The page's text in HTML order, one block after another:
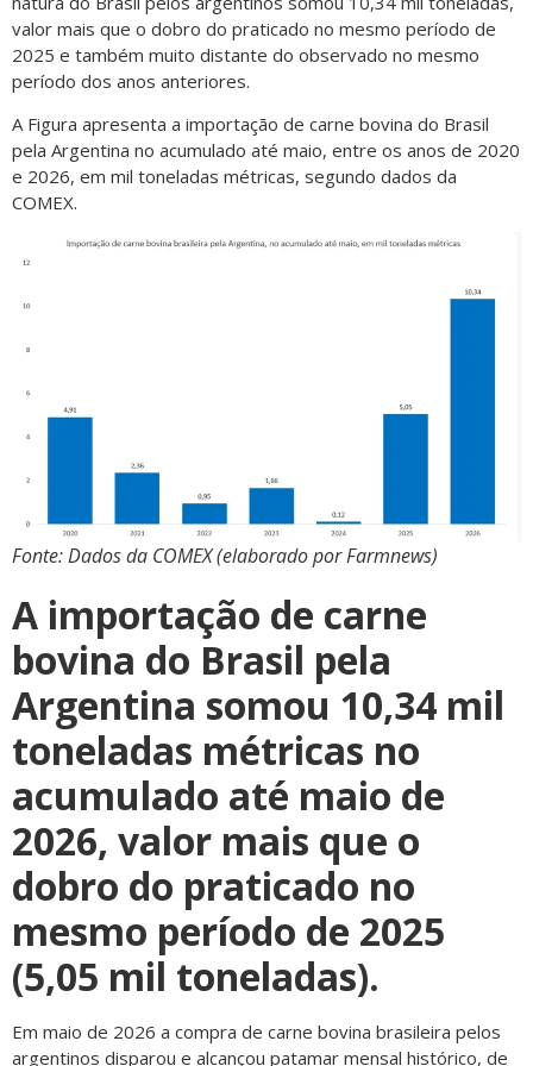
valor mais que o dobro do praticado no mesmo período de
2025 e também muito distante do observado no mesmo
período dos anos anteriores.
A Figura apresenta a importação de carne bovina do Brasil
pela Argentina no acumulado até maio, entre os anos de 2020
e 2026, em mil toneladas métricas, segundo dados da
COMEX.
Fonte: Dados da COMEX (elaborado por Farmnews)
A importação de carne
bovina do Brasil pela
Argentina somou 10,34 mil
toneladas métricas no
acumulado até maio de
2026, valor mais que o
dobro do praticado no
mesmo período de 2025
(5,05 mil toneladas).
Em maio de 2026 a compra de carne bovina brasileira pelos
argentinos disparou e alcançou patamar mensal histórico, de